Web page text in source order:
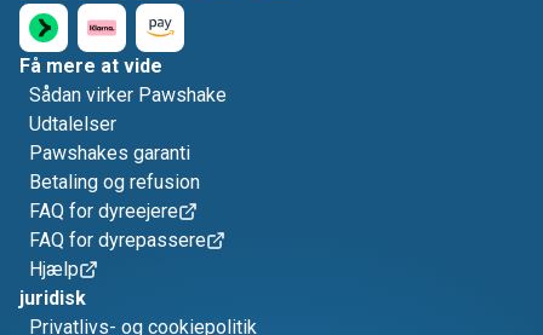
Få mere at vide
Sådan virker Pawshake
Udtalelser
Pawshakes garanti
Betaling og refusion
FAQ for dyreejere
FAQ for dyrepassere
Hjælp
juridisk
Privatlivs- og cookiepolitik